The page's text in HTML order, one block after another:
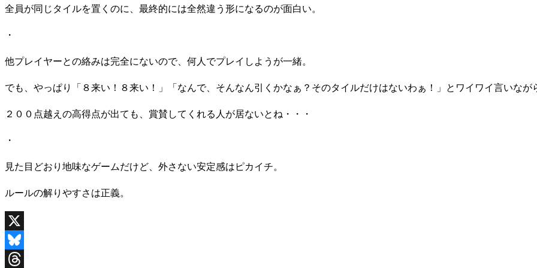
全員が同じタイルを置くのに、最終的には全然違う形になるのが面白い。
・
他プレイヤーとの絡みは完全にないので、何人でプレイしようが一緒。
でも、やっぱり「８来い！８来い！」「なんで、そんなん引くかなぁ？そのタイルだけはないわぁ！」とワイワイ言いなが
２００点越えの高得点が出ても、賞賛してくれる人が居ないとね・・・
・
見た目どおり地味なゲームだけど、外さない安定感はピカイチ。
ルールの解りやすさは正義。
X
Bluesky